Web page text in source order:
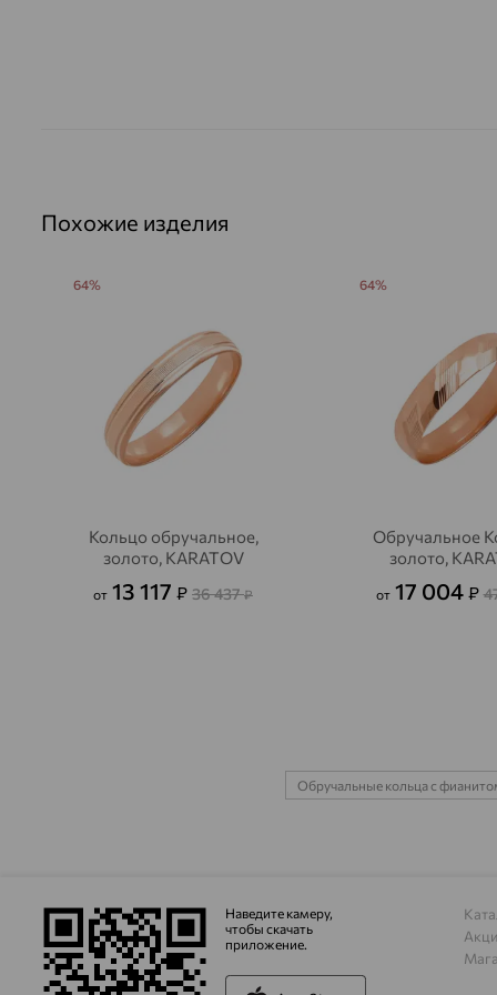
Похожие изделия
Кольцо обручальное,
золото, KARATOV
от 13 117 ₽ 36 437₽
64%
Обручальное
золото,
от 17 004 ₽
64%
Обручальные кольца с
Наведите камеру,
чтобы скачать
приложение.